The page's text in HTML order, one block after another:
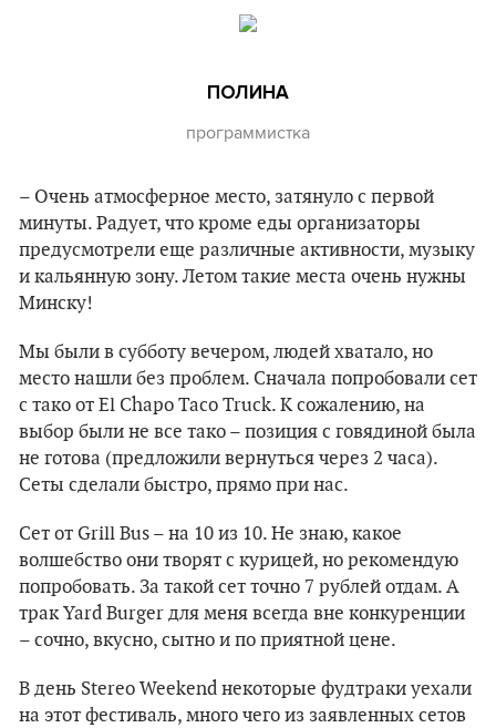
ПОЛИНА
программистка
– Очень атмосферное место, затянуло с первой
минуты. Радует, что кроме еды организаторы
предусмотрели еще различные активности, музыку
и кальянную зону. Летом такие места очень нужны
Минску!
Мы были в субботу вечером, людей хватало, но
место нашли без проблем. Сначала попробовали сет
с тако от El Chapo Taco Truck. К сожалению, на
выбор были не все тако – позиция с говядиной была
не готова (предложили вернуться через 2 часа).
Сеты сделали быстро, прямо при нас.
Сет от Grill Bus – на 10 из 10. Не знаю, какое
волшебство они творят с курицей, но рекомендую
попробовать. За такой сет точно 7 рублей отдам. А
трак Yard Burger для меня всегда вне конкуренции
– сочно, вкусно, сытно и по приятной цене.
В день Stereo Weekend некоторые фудтраки уехали
на этот фестиваль, много чего из заявленных сетов